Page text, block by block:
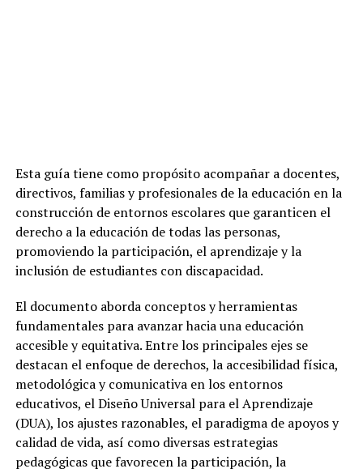
Esta guía tiene como propósito acompañar a docentes,
directivos, familias y profesionales de la educación en la
construcción de entornos escolares que garanticen el
derecho a la educación de todas las personas,
promoviendo la participación, el aprendizaje y la
inclusión de estudiantes con discapacidad.
El documento aborda conceptos y herramientas
fundamentales para avanzar hacia una educación
accesible y equitativa. Entre los principales ejes se
destacan el enfoque de derechos, la accesibilidad física,
metodológica y comunicativa en los entornos
educativos, el Diseño Universal para el Aprendizaje
(DUA), los ajustes razonables, el paradigma de apoyos y
calidad de vida, así como diversas estrategias
pedagógicas que favorecen la participación, la